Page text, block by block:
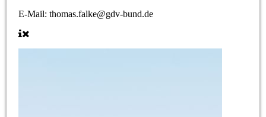
E-Mail: thomas.falke@gdv-bund.de